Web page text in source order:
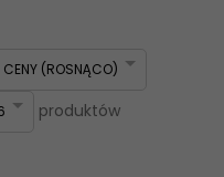
CENY (ROSNĄCO)
produktów